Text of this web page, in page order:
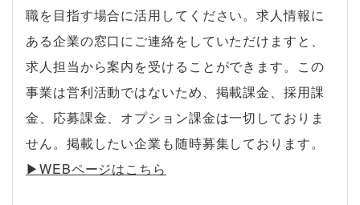
職を目指す場合に活用してください。求人情報に
ある企業の窓口にご連絡をしていただけますと、
求人担当から案内を受けることができます。この
事業は営利活動ではないため、掲載課金、採用課
金、応募課金、オプション課金は一切しておりま
せん。掲載したい企業も随時募集しております。
▶︎WEBページはこちら